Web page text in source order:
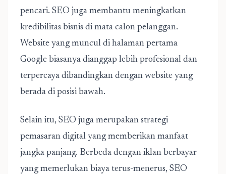
pencari. SEO juga membantu meningkatkan
kredibilitas bisnis di mata calon pelanggan.
Website yang muncul di halaman pertama
Google biasanya dianggap lebih profesional dan
terpercaya dibandingkan dengan website yang
berada di posisi bawah.
Selain itu, SEO juga merupakan strategi
pemasaran digital yang memberikan manfaat
jangka panjang. Berbeda dengan iklan berbayar
yang memerlukan biaya terus-menerus, SEO